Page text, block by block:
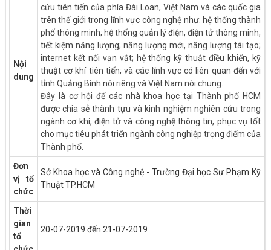
Nội
dung
cứu tiên tiến của phía Đài Loan, Việt Nam và các quốc gia
trên thế giới trong lĩnh vực công nghệ như: hệ thống thành
phố thông minh; hệ thống quản lý điện, điện tử thông minh,
tiết kiệm năng lượng; năng lượng mới, năng lượng tái tạo;
internet kết nối vạn vật; hệ thống kỹ thuật điều khiển, kỹ
thuật cơ khí tiên tiến; và các lĩnh vực có liên quan đến với
tỉnh Quảng Bình nói riêng và Việt Nam nói chung.
Đây là cơ hội để các nhà khoa học tại Thành phố HCM
được chia sẻ thành tựu và kinh nghiệm nghiên cứu trong
ngành cơ khí, điện tử và công nghệ thông tin, phục vụ tốt
cho mục tiêu phát triển ngành công nghiệp trọng điểm của
Thành phố.
Đơn
vị tổ
chức
Sở Khoa học và Công nghệ - Trường Đại học Sư Phạm Kỹ
Thuật TP.HCM
Thời
gian
tổ
20-07-2019 đến 21-07-2019